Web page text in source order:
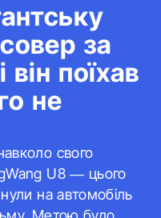
за
поїхав
не
свого
U8 — цього
на автомобіль